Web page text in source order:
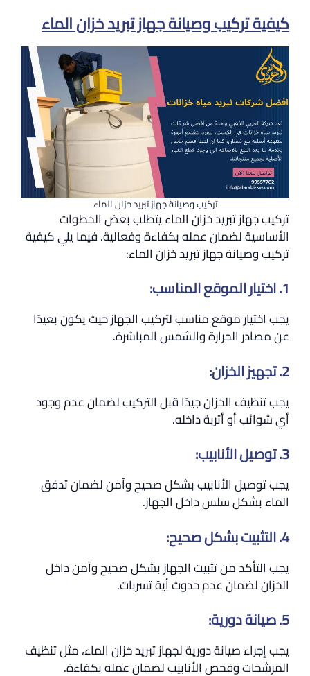
كيفية تركيب وصيانة جهاز تبريد خزان الماء
تركيب وصيانة جهاز تبريد خزان الماء
تركيب جهاز تبريد خزان الماء يتطلب بعض الخطوات
الأساسية لضمان عمله بكفاءة وفعالية. فيما يلي كيفية
تركيب وصيانة جهاز تبريد خزان الماء:
1. اختيار الموقع المناسب:
يجب اختيار موقع مناسب لتركيب الجهاز حيث يكون بعيدًا
عن مصادر الحرارة والشمس المباشرة.
2. تجهيز الخزان:
يجب تنظيف الخزان جيدًا قبل التركيب لضمان عدم وجود
أي شوائب أو أتربة داخله.
3. توصيل الأنابيب:
يجب توصيل الأنابيب بشكل صحيح وآمن لضمان تدفق
الماء بشكل سلس داخل الجهاز.
4. التثبيت بشكل صحيح:
يجب التأكد من تثبيت الجهاز بشكل صحيح وآمن داخل
الخزان لضمان عدم حدوث أية تسربات.
5. صيانة دورية:
يجب إجراء صيانة دورية لجهاز تبريد خزان الماء، مثل تنظيف
المرشحات وفحص الأنابيب لضمان عمله بكفاءة.